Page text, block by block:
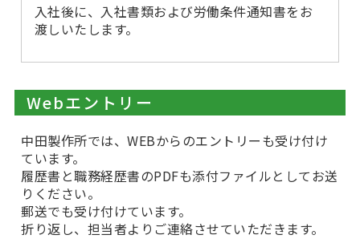
入社後に、入社書類および労働条件通知書をお
渡しいたします。
Webエントリー
中田製作所では、WEBからのエントリーも受け付け
ています。
履歴書と職務経歴書のPDFも添付ファイルとしてお送
りください。
郵送でも受け付けています。
折り返し、担当者よりご連絡させていただきます。